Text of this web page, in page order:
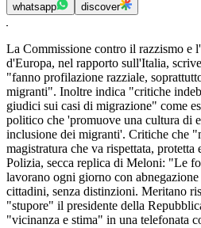
whatsapp discover
La Commissione contro il razzismo e
d'Europa, nel rapporto sull'Italia,
"fanno profilazione razziale,
migranti". Inoltre indica "critiche
giudici sui casi di migrazione" come
politico che 'promuove una cultura di
inclusione dei migranti'. Critiche che
magistratura che va rispettata,
Polizia, secca replica di Meloni: "Le
lavorano ogni giorno con
cittadini, senza distinzioni. Meritano
"stupore" il presidente della
"vicinanza e stima" in una telefonata